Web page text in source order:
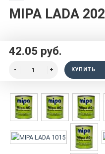
MIPA LADA 202
42.05 руб.
КУПИТЬ